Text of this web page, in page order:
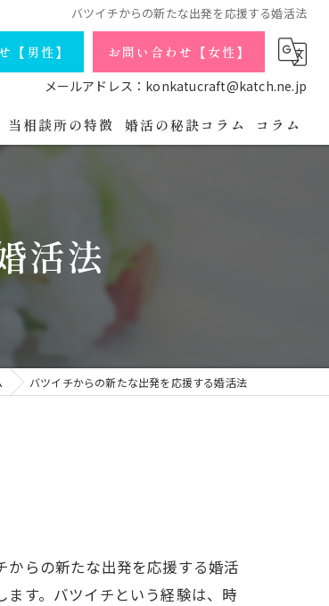
バツイチからの新たな出発を応援する婚活法
【男性】
お問い合わせ【女性】
メールアドレス：konkatucraft@katch.ne.jp
ティの流れ
ーポリシー
お問い合わせ【女性】
当相談所の特徴
バツイチ
アラフォー
婚活の秘訣コラム コラム
活法
バツイチからの新たな出発を応援する婚活法
らの新たな出発を応援する婚活
す。バツイチという経験は、時